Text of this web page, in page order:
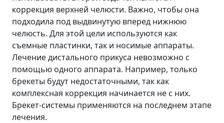
коррекция верхней челюсти. Важно, чтобы она
подходила под выдвинутую вперед нижнюю
челюсть. Для этой цели используются как
съемные пластинки, так и носимые аппараты.
Лечение дистального прикуса невозможно с
помощью одного аппарата. Например, только
брекеты будут недостаточными, так как
комплексная коррекция начинается не с них.
Брекет-системы применяются на последнем этапе
лечения.